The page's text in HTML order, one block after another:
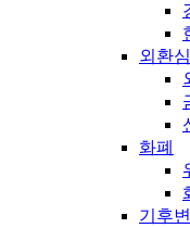
외환
화폐
기후